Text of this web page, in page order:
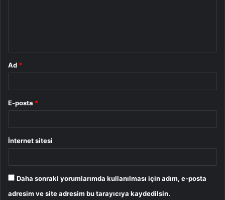
Ad *
E-posta *
İnternet sitesi
Daha sonraki yorumlarımda kullanılması için adım, e-posta
adresim ve site adresim bu tarayıcıya kaydedilsin.